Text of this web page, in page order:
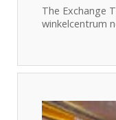
The Exchange
winkelcentrum